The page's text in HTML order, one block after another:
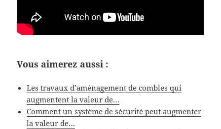
Vous aimerez aussi :
Les travaux d’aménagement de combles qui
augmentent la valeur de…
Comment un système de sécurité peut augmenter
la valeur de…